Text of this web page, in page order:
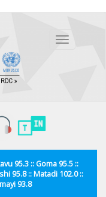
Toggle
95.3 :: Goma 95.5 ::
95.8 :: Matadi 102.0 ::
93.8